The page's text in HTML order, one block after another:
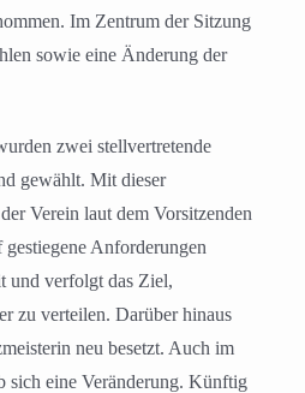
Im Zentrum der Sitzung
sowie eine Änderung der
zwei stellvertretende
gewählt. Mit dieser
Verein laut dem Vorsitzenden
Anforderungen
und verfolgt das Ziel,
zu verteilen. Darüber hinaus
neu besetzt. Auch im
sich eine Veränderung. Künftig